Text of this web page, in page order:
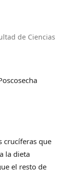
de Ciencias
crucíferas que
la dieta
el resto de